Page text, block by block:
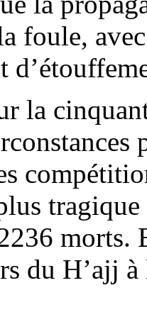
foule,
la
morts.
du H’ajj à